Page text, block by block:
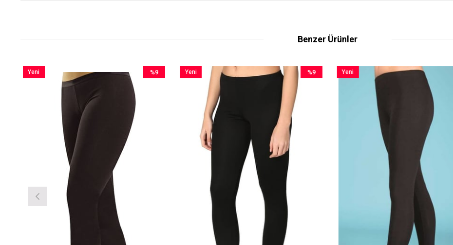
Benzer Ürünler
%9
Yeni
%9
Yeni
Yeni